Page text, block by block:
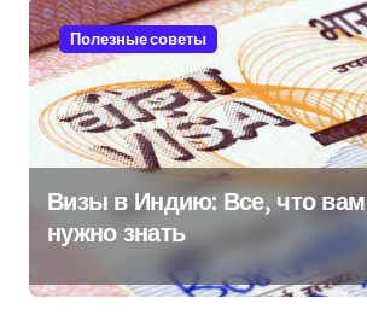
Полезные советы
Визы в Индию: Все, что вам
нужно знать